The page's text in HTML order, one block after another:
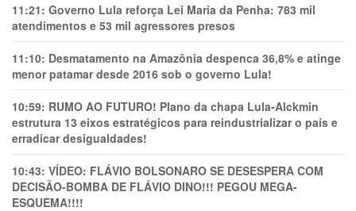
11:21: Governo Lula reforça Lei Maria da Penha: 783 mil
atendimentos e 53 mil agressores presos
11:10: Desmatamento na Amazônia despenca 36,8% e atinge
menor patamar desde 2016 sob o governo Lula!
10:59: RUMO AO FUTURO! Plano da chapa Lula-Alckmin
estrutura 13 eixos estratégicos para reindustrializar o país e
erradicar desigualdades!
10:43: VÍDEO: FLÁVIO BOLSONARO SE DESESPERA COM
DECISÃO-BOMBA DE FLÁVIO DINO!!! PEGOU MEGA-
ESQUEMA!!!!